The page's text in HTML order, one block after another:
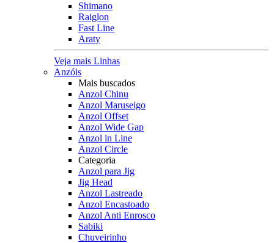
Shimano
Raiglon
Fast Line
Araty
Veja mais Linhas
Anzóis
Mais buscados
Anzol Chinu
Anzol Maruseigo
Anzol Offset
Anzol Wide Gap
Anzol in Line
Anzol Circle
Categoria
Anzol para Jig
Jig Head
Anzol Lastreado
Anzol Encastoado
Anzol Anti Enrosco
Sabiki
Chuveirinho